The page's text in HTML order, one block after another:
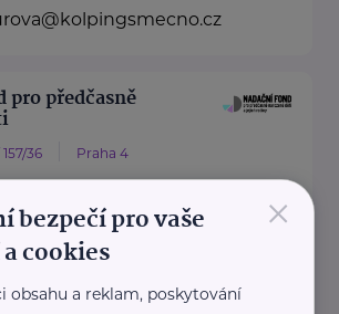
pro předčasně
36 Praha 4
je nezisková
rodinám
×
bezpečí pro vaše
cookies
obsahu a reklam, poskytování